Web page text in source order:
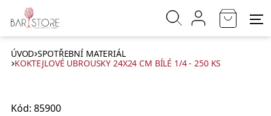
ÚVOD SPOTŘEBNÍ MATERIÁL
KOKTEJLOVÉ UBROUSKY 24X24 CM BÍLÉ 1/4 - 250 KS
Kód: 85900